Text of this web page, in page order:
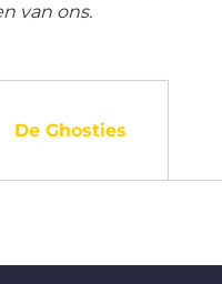
van ons.
De Ghosties